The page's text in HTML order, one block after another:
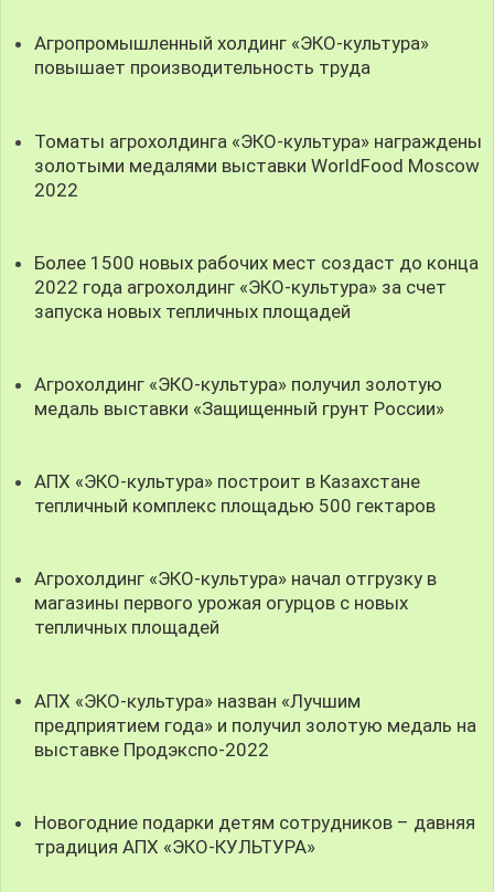
Агропромышленный холдинг «ЭКО-культура»
повышает производительность труда
Томаты агрохолдинга «ЭКО-культура» награждены
золотыми медалями выставки WorldFood Moscow
2022
Более 1500 новых рабочих мест создаст до конца
2022 года агрохолдинг «ЭКО-культура» за счет
запуска новых тепличных площадей
Агрохолдинг «ЭКО-культура» получил золотую
медаль выставки «Защищенный грунт России»
АПХ «ЭКО-культура» построит в Казахстане
тепличный комплекс площадью 500 гектаров
Агрохолдинг «ЭКО-культура» начал отгрузку в
магазины первого урожая огурцов с новых
тепличных площадей
АПХ «ЭКО-культура» назван «Лучшим
предприятием года» и получил золотую медаль на
выставке Продэкспо-2022
Новогодние подарки детям сотрудников – давняя
традиция АПХ «ЭКО-КУЛЬТУРА»